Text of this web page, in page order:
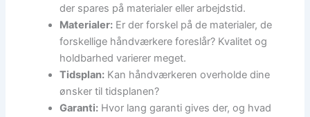
der spares på materialer eller arbejdstid.
Materialer: Er der forskel på de materialer, de
forskellige håndværkere foreslår? Kvalitet og
holdbarhed varierer meget.
Tidsplan: Kan håndværkeren overholde dine
ønsker til tidsplanen?
Garanti: Hvor lang garanti gives der, og hvad